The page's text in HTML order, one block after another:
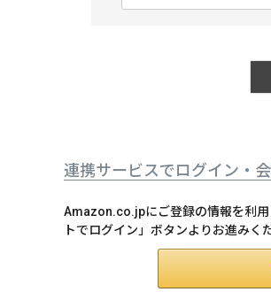
連携サービスでログイン・
Amazon.co.jpにご登録の情報を利
トでログイン」ボタンよりお進みく